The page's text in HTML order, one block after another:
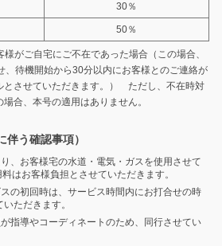
30％
50％
がご自宅にご不在であった場合（この場合、
、待機開始から30分以内にお客様とのご連絡が
とさせていただきます。） ただし、不在時対
合、本号の適用はありません。
う確認事項）
、お客様宅の水道・電気・ガスを使用させて
はお客様負担とさせていただきます。
の初回時は、サービス時間内にお打合せの時
ただきます。
指導やコーディネートのため、同行させてい